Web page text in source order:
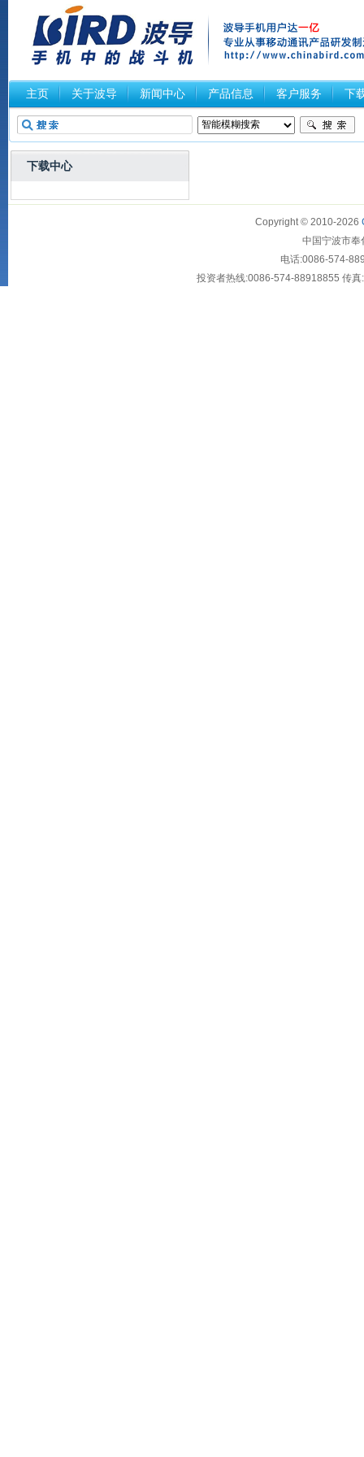
主页 关于波导 新闻中心 产品信息 客户服务 下
下载中心
Copyright © 2010-2026
中国宁波市
电话:0086-574-
投资者热线:0086-574-88918855 传